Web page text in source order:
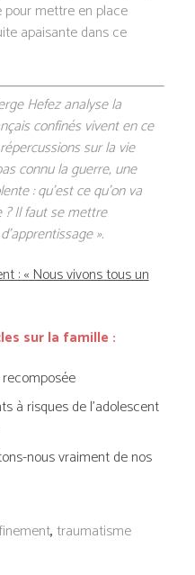
pour mettre en place
apaisante dans ce
Hefez analyse la
confinés vivent en ce
sur la vie
connu la guerre, une
: qu’est ce qu’on va
? Il faut se mettre
».
: « Nous vivons tous un
sur la famille :
à risques de l’adolescent
nous vraiment de nos
, traumatisme